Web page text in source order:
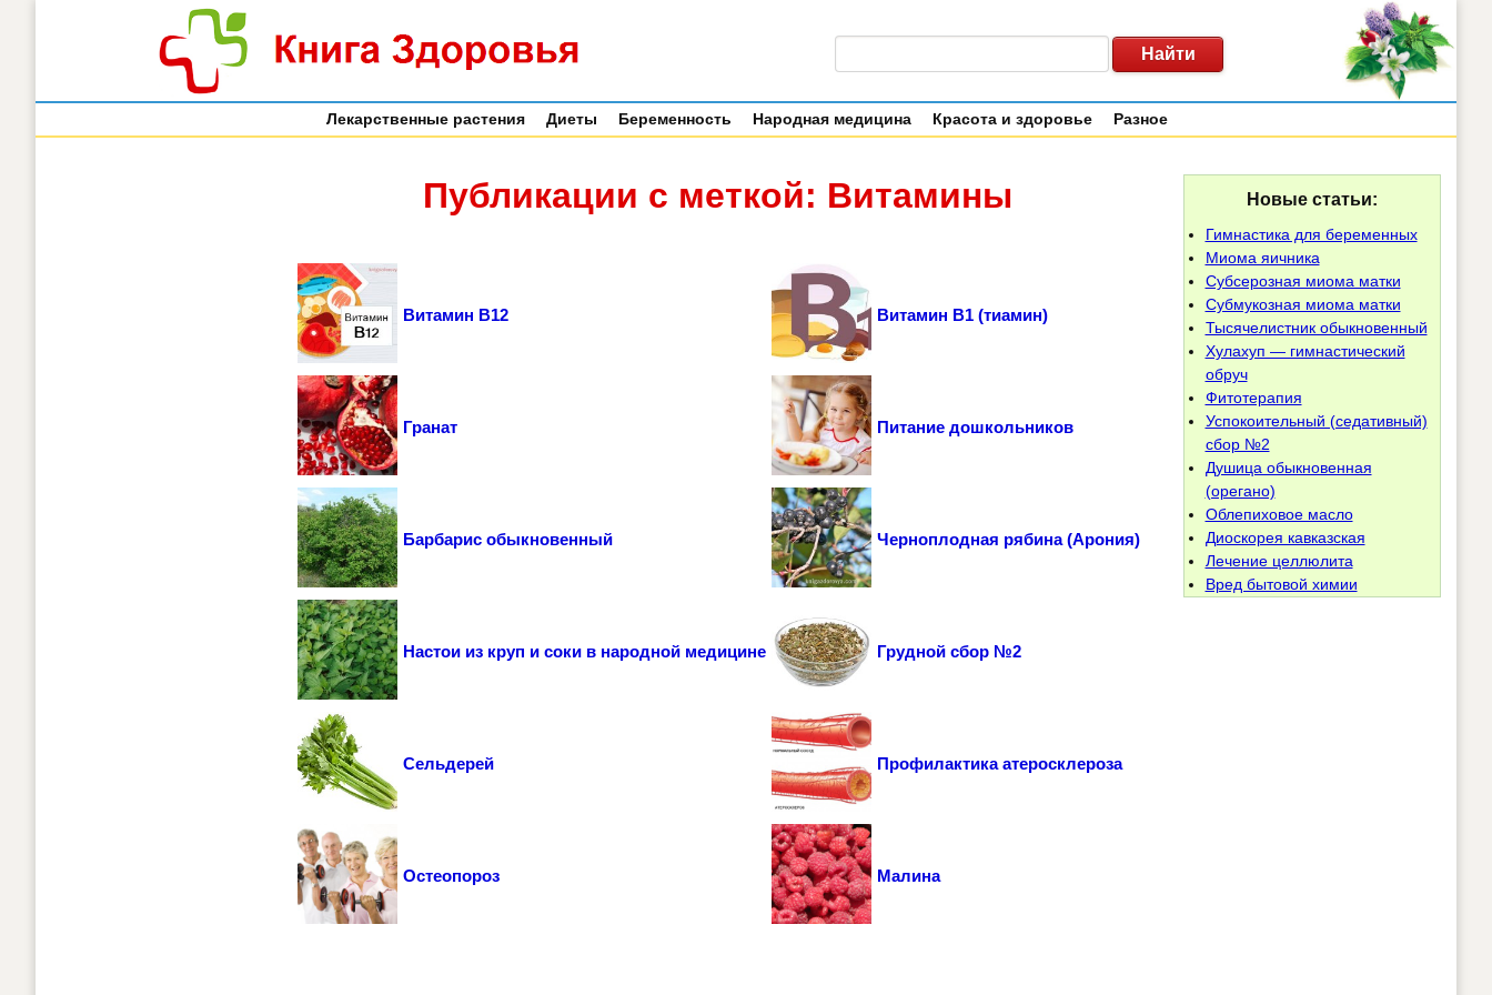
Лекарственные растения Диеты Беременность Народная медицина Красота и здоровье Разное
Публикации с меткой: Витамины
Витамин B12 Витамин B1 (тиамин)
Гранат Питание дошкольников
Барбарис обыкновенный Черноплодная рябина (Арония)
Настои из круп и соки в народной медицине Грудной сбор №2
Сельдерей Профилактика атеросклероза
Остеопороз Малина
Новые статьи:
Гимнастика для беременных
Миома яичника
Субсерозная миома матки
Субмукозная миома матки
Тысячелистник обыкновенный
Хулахуп — гимнастический
обруч
Фитотерапия
Успокоительный (седативный)
сбор №2
Душица обыкновенная
(орегано)
Облепиховое масло
Диоскорея кавказская
Лечение целлюлита
Вред бытовой химии